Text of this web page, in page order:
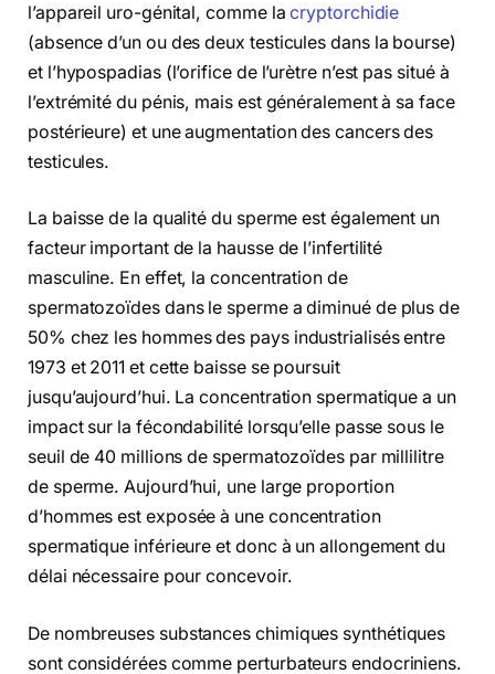
l’appareil uro-génital, comme lacryptorchidie
(absence d’un ou des deux testicules dans la bourse)
et l’hypospadias (l’orifice de l’urètre n’est pas situé à
l’extrémité du pénis, mais est généralement à sa face
postérieure) et une augmentation des cancers des
testicules.
La baisse de la qualité du sperme est également un
facteur important de la hausse de l’infertilité
masculine. En effet, la concentration de
spermatozoïdes dans le sperme a diminué de plus de
50% chez les hommes des pays industrialisés entre
1973 et 2011 et cette baisse se poursuit
jusqu’aujourd’hui. La concentration spermatique a un
impact sur la fécondabilité lorsqu’elle passe sous le
seuil de 40 millions de spermatozoïdes par millilitre
de sperme. Aujourd’hui, une large proportion
d’hommes est exposée à une concentration
spermatique inférieure et donc à un allongement du
délai nécessaire pour concevoir.
De nombreuses substances chimiques synthétiques
sont considérées comme perturbateurs endocriniens.